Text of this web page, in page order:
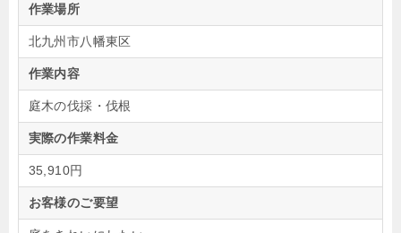
作業場所
北九州市八幡東区
作業内容
庭木の伐採・伐根
実際の作業料金
35,910円
お客様のご要望